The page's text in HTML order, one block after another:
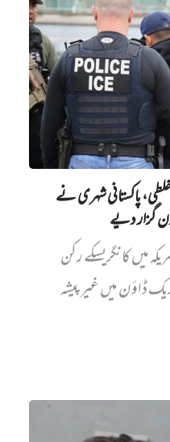
پاکستانی شہری نے
میں کانگریسکے رکن
ڈاؤن میں غیر پیشہ